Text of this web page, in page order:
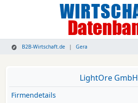
B2B-Wirtschaft.de Gera
LightOre GmbH
Firmendetails